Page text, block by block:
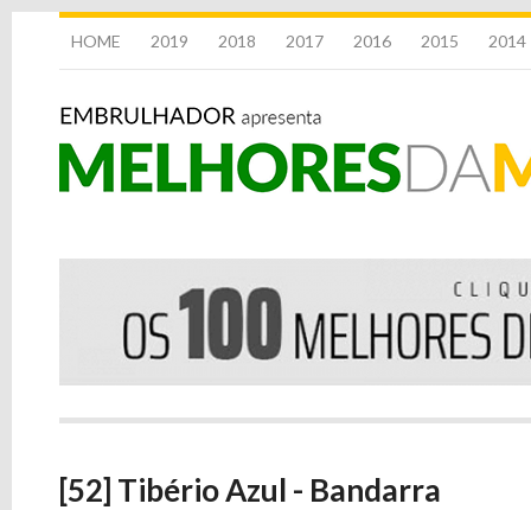
HOME 2019 2018 2017 2016 2015 2014
[52] Tibério Azul - Bandarra